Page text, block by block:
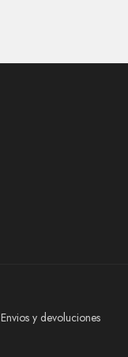
Envios y devoluciones